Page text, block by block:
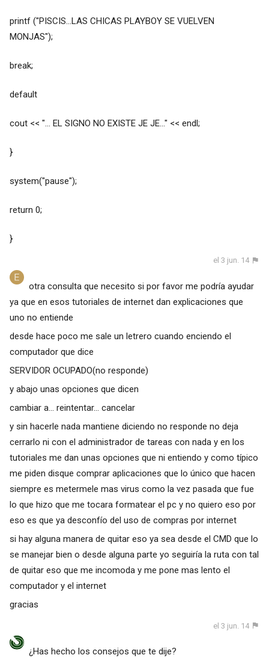
printf ("PISCIS...LAS CHICAS PLAYBOY SE VUELVEN
MONJAS");
break;
default
cout << "... EL SIGNO NO EXISTE JE JE..." << endl;
}
system("pause");
return 0;
}
el 3 jun. 14
otra consulta que necesito si por favor me podría ayudar
ya que en esos tutoriales de internet dan explicaciones que
uno no entiende
desde hace poco me sale un letrero cuando enciendo el
computador que dice
SERVIDOR OCUPADO(no responde)
y abajo unas opciones que dicen
cambiar a... reintentar... cancelar
y sin hacerle nada mantiene diciendo no responde no deja
cerrarlo ni con el administrador de tareas con nada y en los
tutoriales me dan unas opciones que ni entiendo y como típico
me piden disque comprar aplicaciones que lo único que hacen
siempre es metermele mas virus como la vez pasada que fue
lo que hizo que me tocara formatear el pc y no quiero eso por
eso es que ya desconfío del uso de compras por internet
si hay alguna manera de quitar eso ya sea desde el CMD que lo
se manejar bien o desde alguna parte yo seguiría la ruta con tal
de quitar eso que me incomoda y me pone mas lento el
computador y el internet
gracias
el 3 jun. 14
¿Has hecho los consejos que te dije?